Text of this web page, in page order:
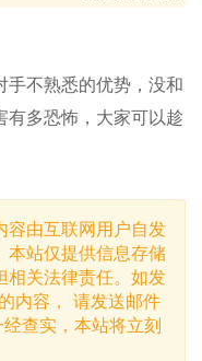
手不熟悉的优势，没和
有多恐怖，大家可以趁
容由互联网用户自发
本站仅提供信息存储
相关法律责任。如发
内容， 请发送邮件
查实，本站将立刻